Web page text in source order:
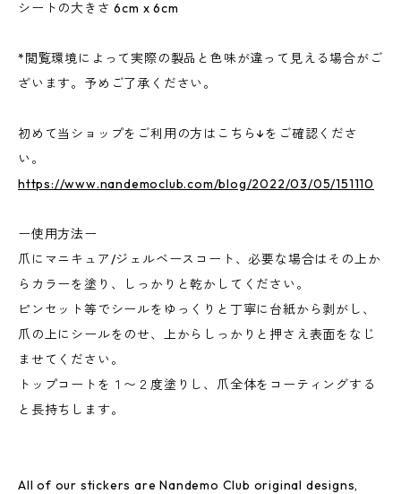
シートの大きさ 6cm x 6cm
*閲覧環境によって実際の製品と色味が違って見える場合がご
ざいます。予めご了承ください。
初めて当ショップをご利用の方はこちら↓をご確認くださ
い。
https://www.nandemoclub.com/blog/2022/03/05/151110
ー使用方法ー
爪にマニキュア/ジェルベースコート、必要な場合はその上か
らカラーを塗り、しっかりと乾かしてください。
ピンセット等でシールをゆっくりと丁寧に台紙から剥がし、
爪の上にシールをのせ、上からしっかりと押さえ表面をなじ
ませてください。
トップコートを１〜２度塗りし、爪全体をコーティングする
と長持ちします。
All of our stickers are Nandemo Club original designs,